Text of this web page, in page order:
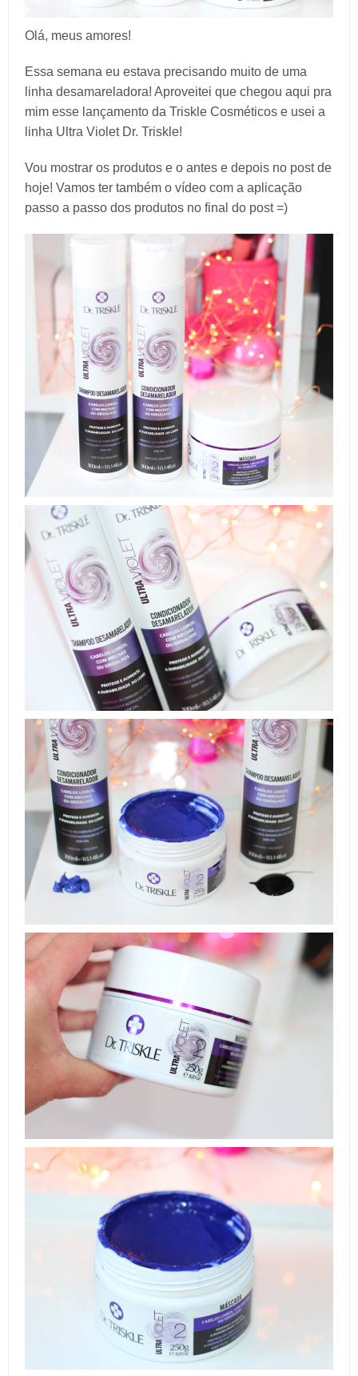
Olá, meus amores!
Essa semana eu estava precisando muito de uma
linha desamareladora! Aproveitei que chegou aqui pra
mim esse lançamento da Triskle Cosméticos e usei a
linha Ultra Violet Dr. Triskle!
Vou mostrar os produtos e o antes e depois no post de
hoje! Vamos ter também o vídeo com a aplicação
passo a passo dos produtos no final do post =)